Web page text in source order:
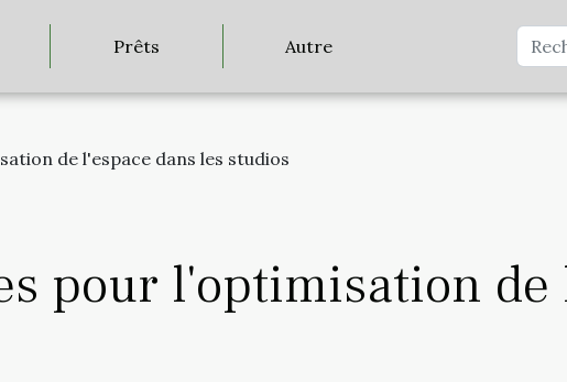
Prêts Autre
de l'espace dans les studios
pour l'optimisation de